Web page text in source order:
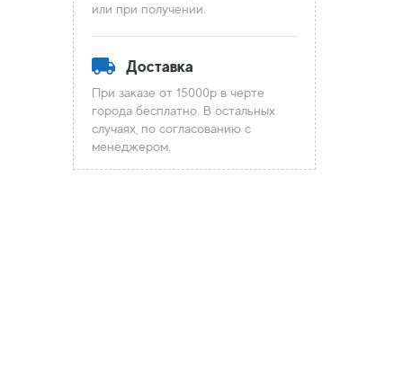
или при получении.
Доставка
При заказе от 15000р в черте
города бесплатно. В остальных
случаях, по согласованию с
менеджером.